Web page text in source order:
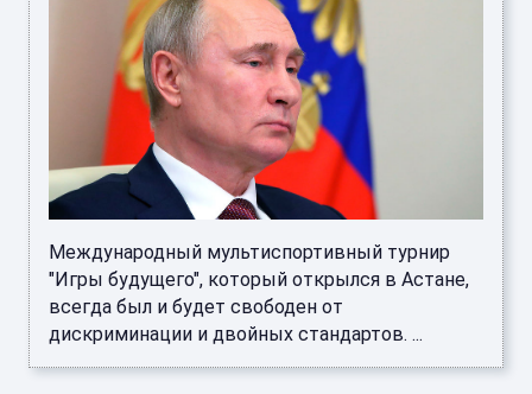
Международный мультиспортивный турнир
"Игры будущего", который открылся в Астане,
всегда был и будет свободен от
дискриминации и двойных стандартов. ...